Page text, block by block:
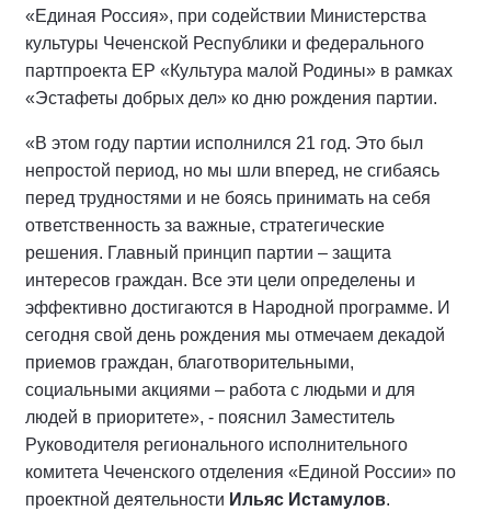
«Единая Россия», при содействии Министерства
культуры Чеченской Республики и федерального
партпроекта ЕР «Культура малой Родины» в рамках
«Эстафеты добрых дел» ко дню рождения партии.
«В этом году партии исполнился 21 год. Это был
непростой период, но мы шли вперед, не сгибаясь
перед трудностями и не боясь принимать на себя
ответственность за важные, стратегические
решения. Главный принцип партии – защита
интересов граждан. Все эти цели определены и
эффективно достигаются в Народной программе. И
сегодня свой день рождения мы отмечаем декадой
приемов граждан, благотворительными,
социальными акциями – работа с людьми и для
людей в приоритете», - пояснил Заместитель
Руководителя регионального исполнительного
комитета Чеченского отделения «Единой России» по
проектной деятельности Ильяс Истамулов.